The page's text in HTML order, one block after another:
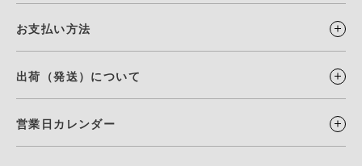
お支払い方法
出荷（発送）について
営業日カレンダー